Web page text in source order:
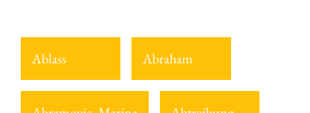
Ablass Abraham